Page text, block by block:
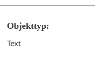
Objekttyp:
Text